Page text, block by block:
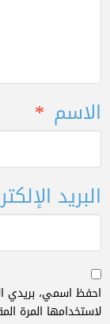
الاسم *
البريد
احفظ اسمي، بريدي
لاستخدامها المرة